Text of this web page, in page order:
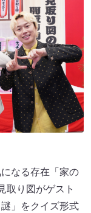
なる存在「家の
取り図がゲスト
」をクイズ形式